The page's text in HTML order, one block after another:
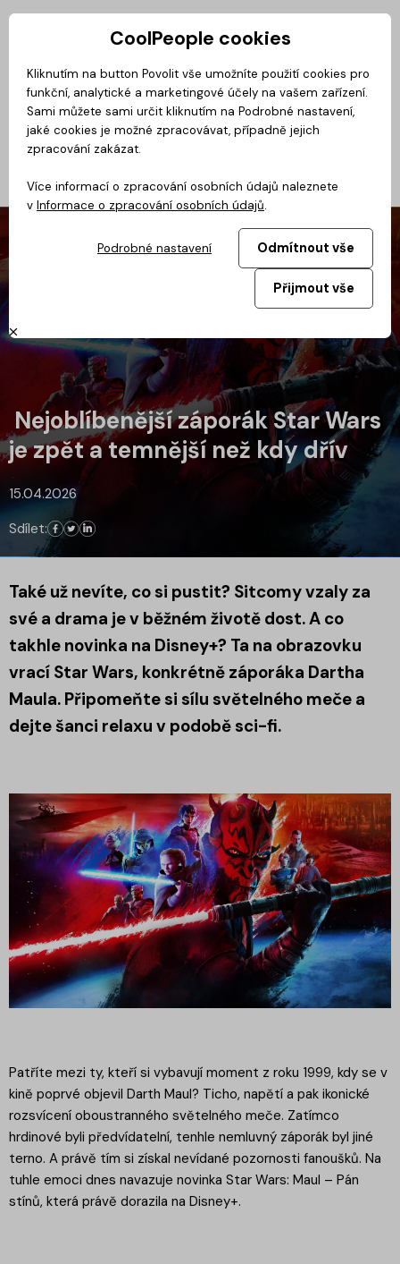
Privátní zóna
Magazín BusinessClass CoolMovie CoolDialog Podcast
Nejoblíbenější záporák Star Wars
je zpět a temnější než kdy dřív
15.04.2026
Sdílet:
Také už nevíte, co si pustit? Sitcomy vzaly za
své a drama je v běžném životě dost. A co
takhle novinka na Disney+? Ta na obrazovku
vrací Star Wars, konkrétně záporáka Dartha
Maula. Připomeňte si sílu světelného meče a
dejte šanci relaxu v podobě sci-fi.
Patříte mezi ty, kteří si vybavují moment z roku 1999, kdy se v
kině poprvé objevil Darth Maul? Ticho, napětí a pak ikonické
rozsvícení oboustranného světelného meče. Zatímco
hrdinové byli předvídatelní, tenhle nemluvný záporák byl jiné
terno. A právě tím si získal nevídané pozornosti fanoušků. Na
tuhle emoci dnes navazuje novinka Star Wars: Maul – Pán
stínů, která právě dorazila na Disney+.
CoolPeople cookies
Kliknutím na button Povolit vše umožníte použití cookies pro
funkční, analytické a marketingové účely na vašem zařízení.
Sami můžete sami určit kliknutím na Podrobné nastavení,
jaké cookies je možné zpracovávat, případně jejich
zpracování zakázat.
Více informací o zpracování osobních údajů naleznete
v Informace o zpracování osobních údajů.
Podrobné nastavení Odmítnout vše
Přijmout vše